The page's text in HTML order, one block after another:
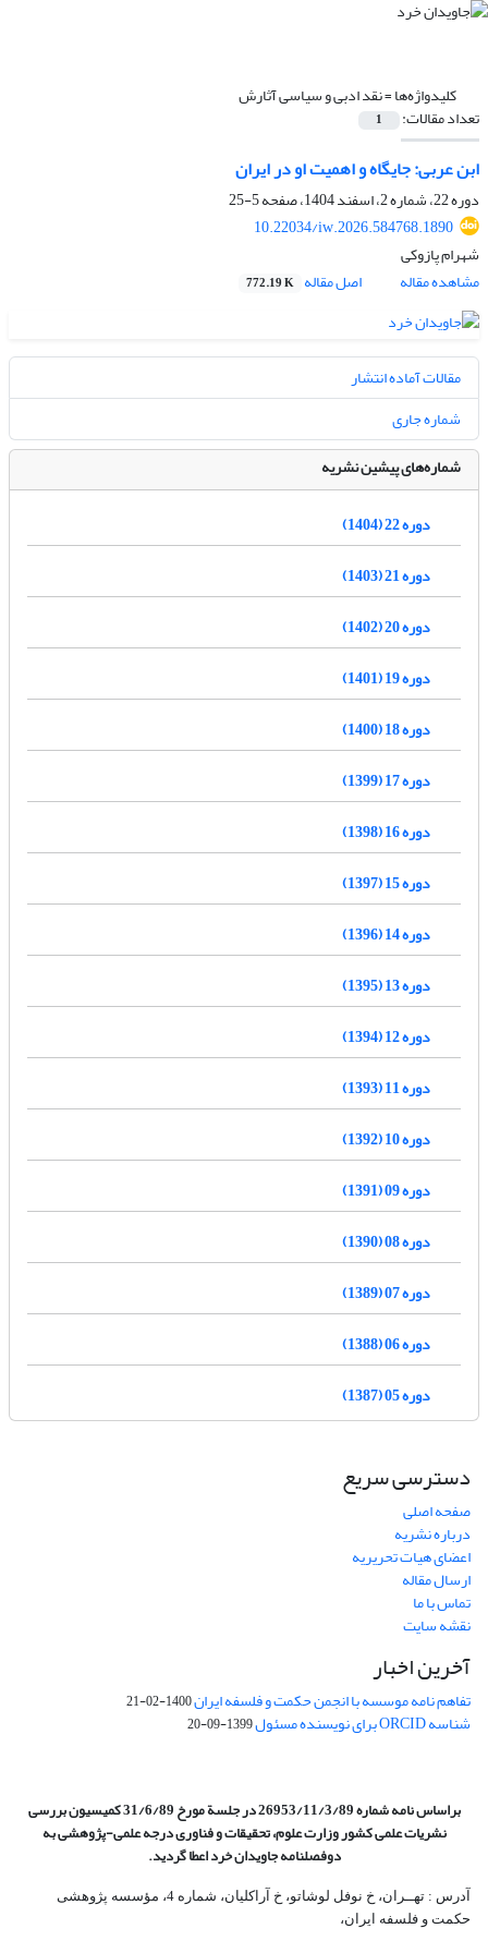
کلیدواژه‌ها =نقد ادبی و سیاسی آثارش
تعداد مقالات: 1
ابن عربی: جایگاه و اهمیت او در ایران
دوره 22، شماره 2، اسفند 1404، صفحه
5-25
10.22034/iw.2026.584768.1890
شهرام پازوکی
مشاهده مقاله
اصل مقاله 772.19 K
مقالات آماده انتشار
شماره جاری
شماره‌های پیشین نشریه
دوره 22 (1404)
دوره 21 (1403)
دوره 20 (1402)
دوره 19 (1401)
دوره 18 (1400)
دوره 17 (1399)
دوره 16 (1398)
دوره 15 (1397)
دوره 14 (1396)
دوره 13 (1395)
دوره 12 (1394)
دوره 11 (1393)
دوره 10 (1392)
دوره 09 (1391)
دوره 08 (1390)
دوره 07 (1389)
دوره 06 (1388)
دوره 05 (1387)
دسترسی سریع
صفحه اصلی
درباره نشریه
اعضای هیات تحریریه
ارسال مقاله
تماس با ما
نقشه سایت
آخرین اخبار
تفاهم نامه موسسه با انجمن حکمت و فلسفه ایران1400-02-21
شناسه ORCID برای نویسنده مسئول 1399-09-20
براساس نامه شماره 26953/11/3/89 در جلسة مورخ 31/6/89 کمیسیون
بررسی
نشریات علمی کشور وزارت علوم، تحقیقات و فناوری درجه علمی‌-پژوهشیبه
دوفصلنامه جاویدان خرد اعطا گردید.
آدرس : تهــران، خ نوفل لوشاتو، خ آراکلیان، شماره 4،‌ مؤسسه پژوهشی
حکمت و فلسفه ایران،‌